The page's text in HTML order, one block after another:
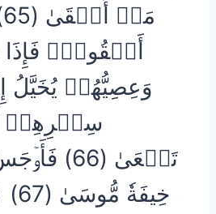
أَلۡقُواْۖ فَإِذَا
وَعِصِيُّهُمۡ يُخَيَّلُ
سِحۡرِهِمۡ
تَسۡعَىٰ (66)